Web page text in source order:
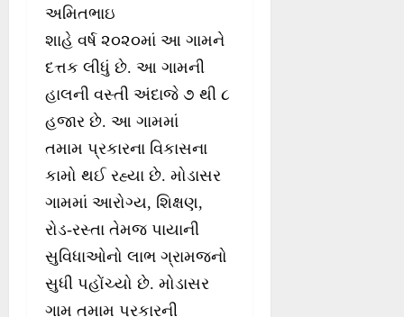
અમિતભાઇ
શાહે વર્ષ ૨૦૨૦માં આ ગામને
દત્તક લીધું છે. આ ગામની
હાલની વસ્તી અંદાજે ૭ થી ૮
હજાર છે. આ ગામમાં
તમામ પ્રકારના વિકાસના
કામો થઈ રહ્યા છે. મોડાસર
ગામમાં આરોગ્ય, શિક્ષણ,
રોડ-રસ્તા તેમજ પાયાની
સુવિધાઓનો લાભ ગ્રામજનો
સુધી પહોંચ્યો છે. મોડાસર
ગામ તમામ પ્રકારની